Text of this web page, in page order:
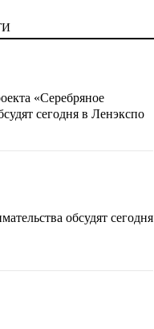
«Серебряное
сегодня в Ленэкспо
обсудят сегодня